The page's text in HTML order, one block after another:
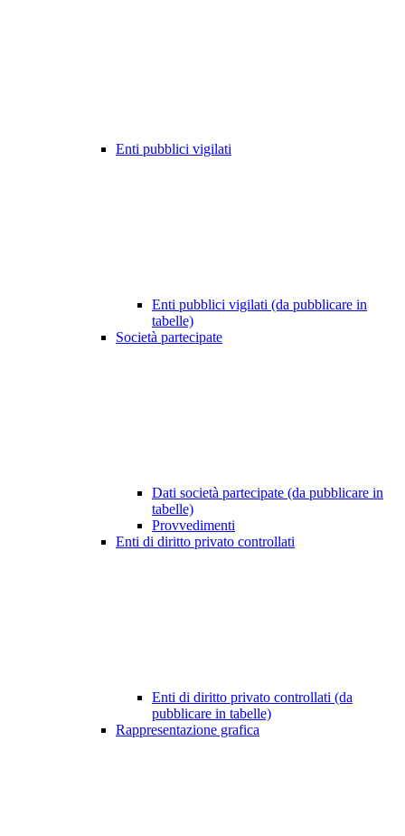
Enti pubblici vigilati
Enti pubblici vigilati (da pubblicare in
tabelle)
Società partecipate
Dati società partecipate (da pubblicare in
tabelle)
Provvedimenti
Enti di diritto privato controllati
Enti di diritto privato controllati (da
pubblicare in tabelle)
Rappresentazione grafica